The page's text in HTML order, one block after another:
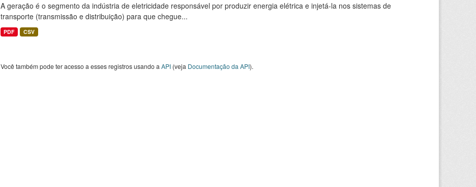
A geração é o segmento da indústria de eletricidade responsável por produzir energia elétrica e injetá-la nos sistemas de
transporte (transmissão e distribuição) para que chegue...
PDF CSV
Você também pode ter acesso a esses registros usando a API(veja Documentação da API).